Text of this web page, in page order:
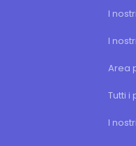
I
I
Area
Tutti i
I